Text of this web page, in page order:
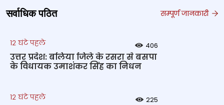
सर्वाधिक पठित सम्पूर्ण जानकारी
12 घंटे पहले 406
उत्तर प्रदेश: बलिया जिले के रसरा से बसपा
के विधायक उमाशंकर सिंह का निधन
12 घंटे पहले 225